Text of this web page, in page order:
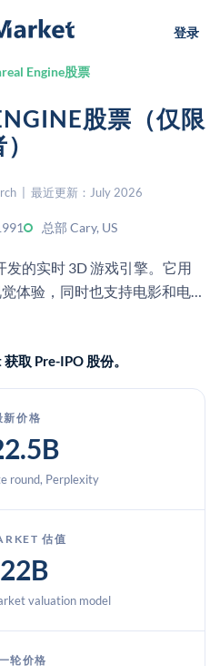
登录
Engine股票
股票（仅限
| 最近更新：July 2026
总部 Cary, US
发的实时 3D 游戏引擎。它用
体验，同时也支持电影和电视
取 Pre-IPO 股份。
新价格
round, Perplexity
估值
valuation model
轮价格